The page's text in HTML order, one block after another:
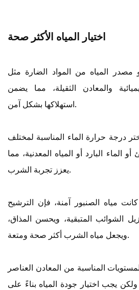
اختيار المياه الأكثر صحة
مصدر المياه من المواد الضارة مثل
والمعادن الثقيلة، مما يضمن
استهلاكها بشكل آمن.
درجة حرارة الماء المناسبة لمختلف
الماء البارد أو المياه المعدنية، مما
يعزز تجربة الشرب.
مياه الصنبور آمنة، فإن الترشيح
الشوائب المتبقية، ويحسن المذاق،
ويجعل مياه الشرب أكثر صحة ومتعة.
المناسبة من المعادن العناصر
يجب اختيار جودة المياه بناءً على